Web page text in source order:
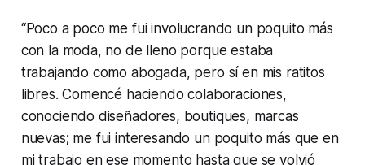
“Poco a poco me fui involucrando un poquito más
con la moda, no de lleno porque estaba
trabajando como abogada, pero sí en mis ratitos
libres. Comencé haciendo colaboraciones,
conociendo diseñadores, boutiques, marcas
nuevas; me fui interesando un poquito más que en
mi trabajo en ese momento hasta que se volvió